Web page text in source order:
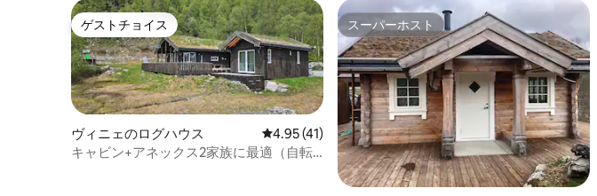
ゲストチョイス
ゲストチョイス
ヴィニェのログハウス レビュー41件、5つ星中4.95つ星の平均評価
4.95 (41)
キャビン+アネックス2家族に最適（自転
スーパーホスト
スーパーホスト